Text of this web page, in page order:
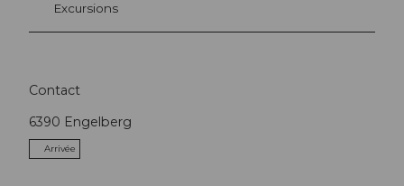
Excursions
Contact
6390 Engelberg
Arrivée